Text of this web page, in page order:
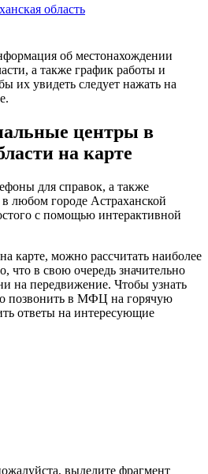
область
об местонахождении
а также график работы и
их увидеть следует нажать на
центры в
на карте
для справок, а также
любом городе Астраханской
с помощью интерактивной
можно рассчитать наиболее
что в свою очередь значительно
на передвижение. Чтобы узнать
позвонить в МФЦ на горячую
ответы на интересующие
выделите фрагмент